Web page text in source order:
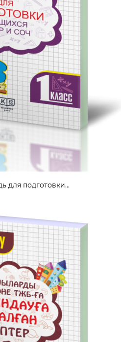
для подготовки...